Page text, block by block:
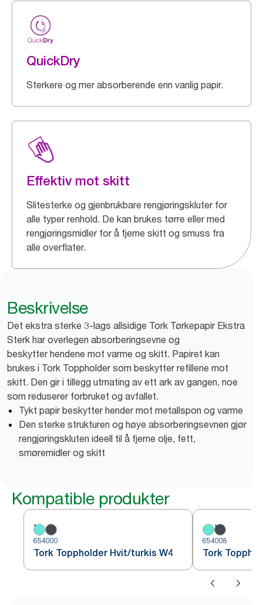
QuickDry
Sterkere og mer absorberende enn vanlig papir.
Effektiv mot skitt
Slitesterke og gjenbrukbare rengjøringskluter for
alle typer renhold. De kan brukes tørre eller med
rengjøringsmidler for å fjerne skitt og smuss fra
alle overflater.
Beskrivelse
Det ekstra sterke 3-lags allsidige Tork Tørkepapir Ekstra
Sterk har overlegen absorberingsevne og
beskytter hendene mot varme og skitt. Papiret kan
brukes i Tork Toppholder som beskytter refillene mot
skitt. Den gir i tillegg utmating av ett ark av gangen, noe
som reduserer forbruket og avfallet.
Tykt papir beskytter hender mot metallspon og varme
Den sterke strukturen og høye absorberingsevnen gjør
rengjøringskluten ideell til å fjerne olje, fett,
smøremidler og skitt
Kompatible produkter
654000
Tork Toppholder Hvit/turkis W4
654008
Tork